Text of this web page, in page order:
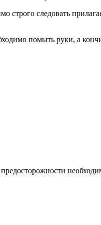
строго следовать
помыть руки, а